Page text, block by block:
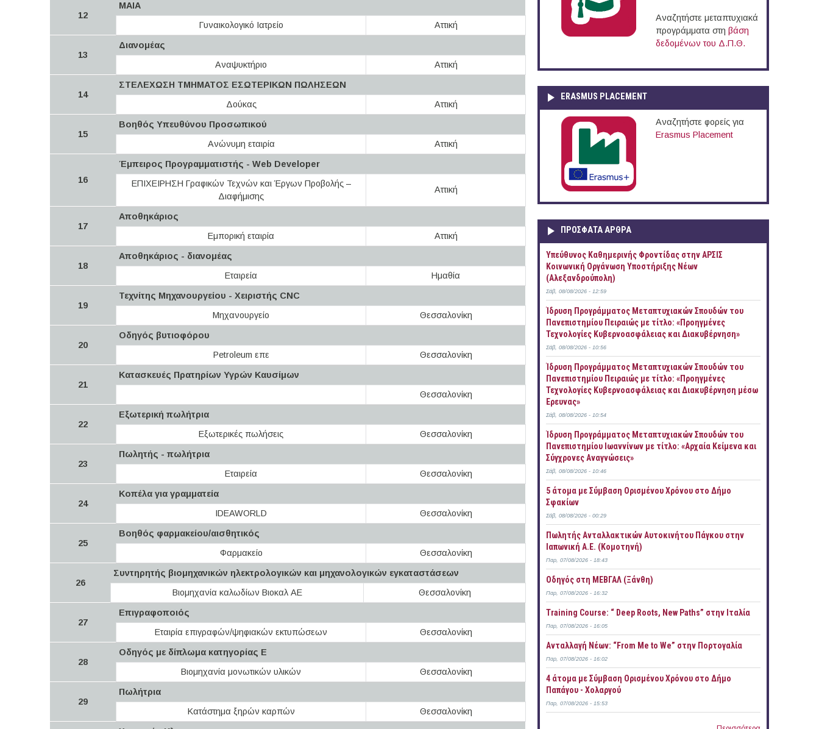
12
ΜΑΙΑ
Γυναικολογικό Ιατρείο
Αττική
13
Διανομέας
Αναψυκτήριο
Αττική
14
ΣΤΕΛΕΧΩΣΗ ΤΜΗΜΑΤΟΣ ΕΣΩΤΕΡΙΚΩΝ ΠΩΛΗΣΕΩΝ
Δούκας
Αττική
15
Βοηθός Υπευθύνου Προσωπικού
Ανώνυμη εταιρία
Αττική
16
Έμπειρος Προγραμματιστής - Web Developer
ΕΠΙΧΕΙΡΗΣΗ Γραφικών Τεχνών και Έργων Προβολής –
Διαφήμισης
Αττική
17
Αποθηκάριος
Εμπορική εταιρία
Αττική
18
Αποθηκάριος - διανομέας
Εταιρεία
Ημαθία
19
Τεχνίτης Μηχανουργείου - Χειριστής CNC
Μηχανουργείο
Θεσσαλονίκη
20
Οδηγός βυτιοφόρου
Petroleum επε
Θεσσαλονίκη
21
Κατασκευές Πρατηρίων Υγρών Καυσίμων
Θεσσαλονίκη
22
Εξωτερική πωλήτρια
Εξωτερικές πωλήσεις
Θεσσαλονίκη
23
Πωλητής - πωλήτρια
Εταιρεία
Θεσσαλονίκη
24
Κοπέλα για γραμματεία
IDEAWORLD
Θεσσαλονίκη
25
Βοηθός φαρμακείου/αισθητικός
Φαρμακείο
Θεσσαλονίκη
26
Συντηρητής βιομηχανικών ηλεκτρολογικών και μηχανολογικών εγκαταστάσεων
Βιομηχανία καλωδίων Βιοκαλ ΑΕ
Θεσσαλονίκη
27
Επιγραφοποιός
Εταιρία επιγραφών/ψηφιακών εκτυπώσεων
Θεσσαλονίκη
28
Οδηγός με δίπλωμα κατηγορίας Ε
Βιομηχανία μονωτικών υλικών
Θεσσαλονίκη
29
Πωλήτρια
Κατάστημα ξηρών καρπών
Θεσσαλονίκη
Αναζητήστε μεταπτυχιακά
προγράμματα στη βάση
δεδομένων του Δ.Π.Θ.
ERASMUS PLACEMENT
Αναζητήστε φορείς για
Erasmus Placement
ΠΡOΣΦΑΤΑ AΡΘΡΑ
Yπεύθυνος Καθημερινής Φροντίδας στην ΑΡΣΙΣ
Κοινωνική Οργάνωση Υποστήριξης Νέων
(Αλεξανδρούπολη)
Σάβ, 08/08/2026 - 12:59
Ίδρυση Προγράμματος Μεταπτυχιακών Σπουδών του
Πανεπιστημίου Πειραιώς με τίτλο: «Προηγμένες
Τεχνολογίες Κυβερνοασφάλειας και Διακυβέρνηση»
Σάβ, 08/08/2026 - 10:56
Ίδρυση Προγράμματος Μεταπτυχιακών Σπουδών του
Πανεπιστημίου Πειραιώς με τίτλο: «Προηγμένες
Τεχνολογίες Κυβερνοασφάλειας και Διακυβέρνηση μέσω
Έρευνας»
Σάβ, 08/08/2026 - 10:54
Ίδρυση Προγράμματος Μεταπτυχιακών Σπουδών του
Πανεπιστημίου Ιωαννίνων με τίτλο: «Αρχαία Κείμενα και
Σύγχρονες Αναγνώσεις»
Σάβ, 08/08/2026 - 10:46
5 άτομα με Σύμβαση Ορισμένου Χρόνου στο Δήμο
Σφακίων
Σάβ, 08/08/2026 - 00:29
Πωλητής Ανταλλακτικών Αυτοκινήτου Πάγκου στην
Ιαπωνική Α.Ε. (Κομοτηνή)
Παρ, 07/08/2026 - 18:43
Οδηγός στη ΜΕΒΓΑΛ (Ξάνθη)
Παρ, 07/08/2026 - 16:32
Training Course: “ Deep Roots, New Paths” στην Ιταλία
Παρ, 07/08/2026 - 16:05
Ανταλλαγή Νέων: “From Me to We” στην Πορτογαλία
Παρ, 07/08/2026 - 16:02
4 άτομα με Σύμβαση Ορισμένου Χρόνου στο Δήμο
Παπάγου - Χολαργού
Παρ, 07/08/2026 - 15:53